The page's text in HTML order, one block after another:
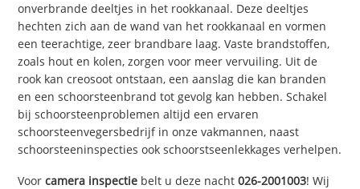
onverbrande deeltjes in het rookkanaal. Deze deeltjes
hechten zich aan de wand van het rookkanaal en vormen
een teerachtige, zeer brandbare laag. Vaste brandstoffen,
zoals hout en kolen, zorgen voor meer vervuiling. Uit de
rook kan creosoot ontstaan, een aanslag die kan branden
en een schoorsteenbrand tot gevolg kan hebben. Schakel
bij schoorsteenproblemen altijd een ervaren
schoorsteenvegersbedrijf in onze vakmannen, naast
schoorsteeninspecties ook schoorstseenlekkages verhelpen.
Voorcamera inspectie belt u deze nacht026-2001003! Wij